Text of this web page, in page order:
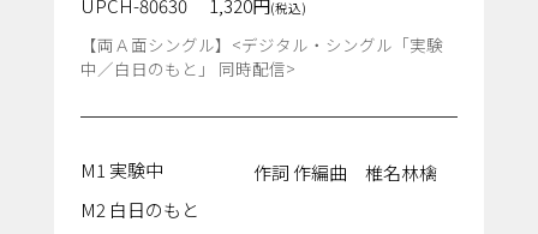
UPCH-80630
1,320円(税込)
【両Ａ面シングル】<デジタル・シングル「実験
中／白日のもと」 同時配信>
M1 実験中
作詞 作編曲 椎名林檎
M2 白日のもと